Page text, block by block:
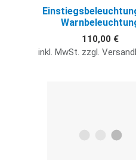
110,00 €
inkl. MwSt. zzgl.